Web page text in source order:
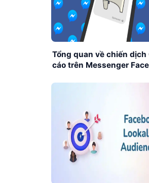
Tổng quan về chiến dịch
cáo trên Messenger